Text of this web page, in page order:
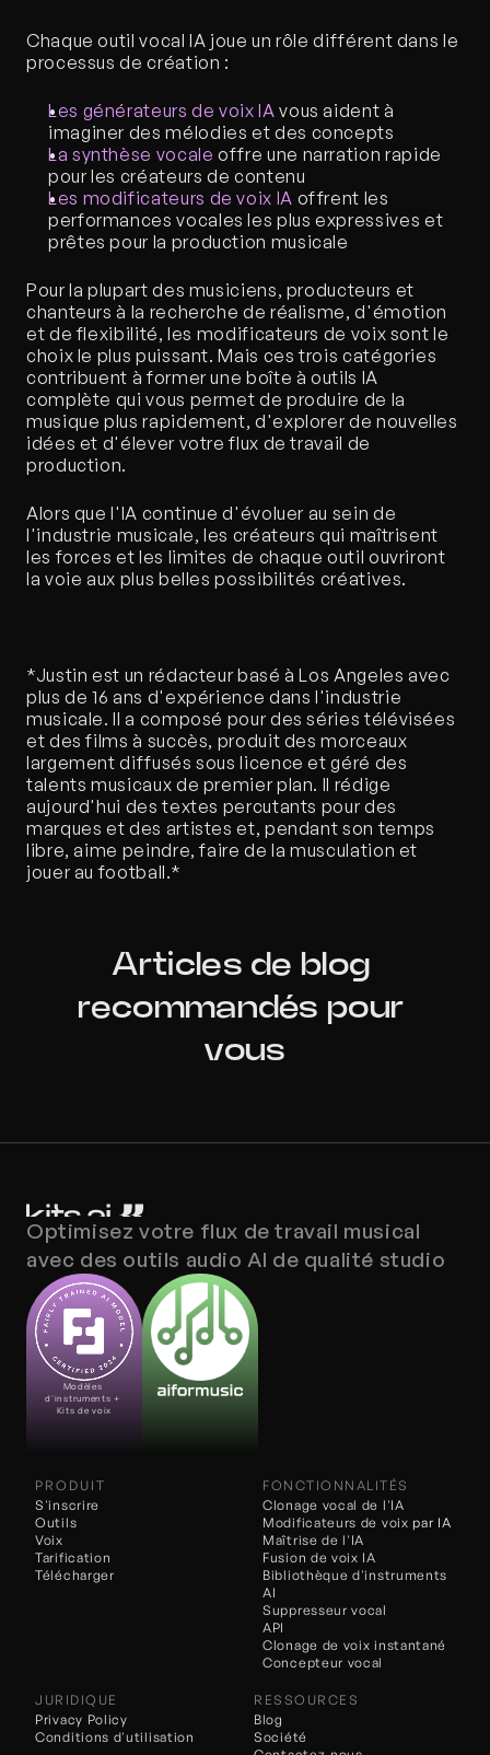
Chaque outil vocal IA joue un rôle différent dans le
processus de création :
Les générateurs de voix IA vous aident à
imaginer des mélodies et des concepts
La synthèse vocale offre une narration rapide
pour les créateurs de contenu
Les modificateurs de voix IA offrent les
performances vocales les plus expressives et
prêtes pour la production musicale
Pour la plupart des musiciens, producteurs et
chanteurs à la recherche de réalisme, d'émotion
et de flexibilité, les modificateurs de voix sont le
choix le plus puissant. Mais ces trois catégories
contribuent à former une boîte à outils IA
complète qui vous permet de produire de la
musique plus rapidement, d'explorer de nouvelles
idées et d'élever votre flux de travail de
production.
Alors que l'IA continue d'évoluer au sein de
l'industrie musicale, les créateurs qui maîtrisent
les forces et les limites de chaque outil ouvriront
la voie aux plus belles possibilités créatives.
*Justin est un rédacteur basé à Los Angeles avec
plus de 16 ans d'expérience dans l'industrie
musicale. Il a composé pour des séries télévisées
et des films à succès, produit des morceaux
largement diffusés sous licence et géré des
talents musicaux de premier plan. Il rédige
aujourd'hui des textes percutants pour des
marques et des artistes et, pendant son temps
libre, aime peindre, faire de la musculation et
jouer au football.*
Articles de blog
recommandés pour
vous
Optimisez votre flux de travail musical
avec des outils audio AI de qualité studio
Modèles
d'instruments +
Kits de voix
PRODUIT
S'inscrire
Outils
Voix
Tarification
Télécharger
FONCTIONNALITÉS
Clonage vocal de l'IA
Fusion de voix IA
Modificateurs de voix par IA
Maîtrise de l'IA
Bibliothèque d'instruments
AI
Suppresseur vocal
API
Clonage de voix instantané
Concepteur vocal
JURIDIQUE
Privacy Policy
Conditions d'utilisation
RESSOURCES
Blog
Société